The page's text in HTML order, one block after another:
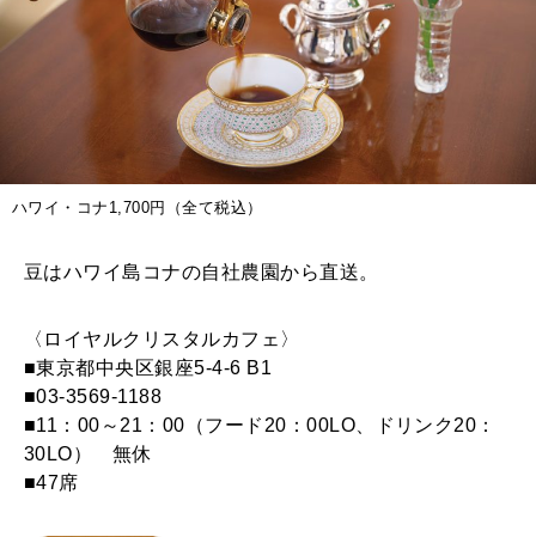
ハワイ・コナ1,700円（全て税込）
豆はハワイ島コナの自社農園から直送。
〈ロイヤルクリスタルカフェ〉
■東京都中央区銀座5-4-6 B1
■03-3569-1188
■11：00～21：00（フード20：00LO、ドリンク20：
30LO） 無休
■47席